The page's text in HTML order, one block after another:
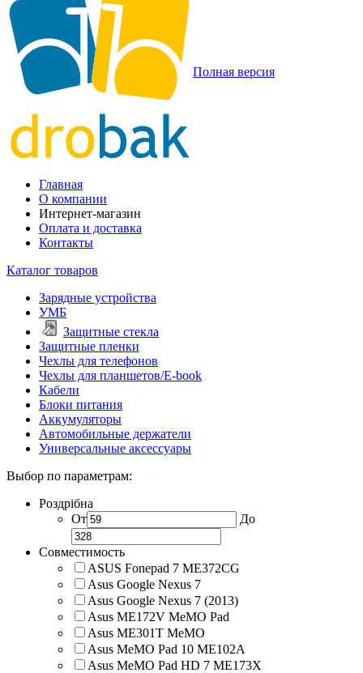
Полная версия
Главная
О компании
Интернет-магазин
Оплата и доставка
Контакты
Каталог товаров
Зарядные устройства
УМБ
Защитные стекла
Защитные пленки
Чехлы для телефонов
Чехлы для планшетов/E-book
Кабели
Блоки питания
Аккумуляторы
Автомобильные держатели
Универсальные аксессуары
Выбор по параметрам:
Роздрібна
От
До
Совместимость
ASUS Fonepad 7 ME372CG
Asus Google Nexus 7
Asus Google Nexus 7 (2013)
Asus ME172V MeMO Pad
Asus ME301T MeMO
Asus MeMO Pad 10 ME102A
Asus MeMO Pad HD 7 ME173X